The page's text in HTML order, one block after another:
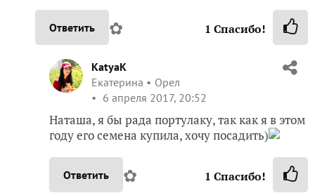
Ответить ✿ 1 Спасибо!
KatyaK
Екатерина
Орел
6 апреля 2017, 20:52
Наташа, я бы рада портулаку, так как я в этом
году его семена купила, хочу посадить)
Ответить ✿ 1 Спасибо!